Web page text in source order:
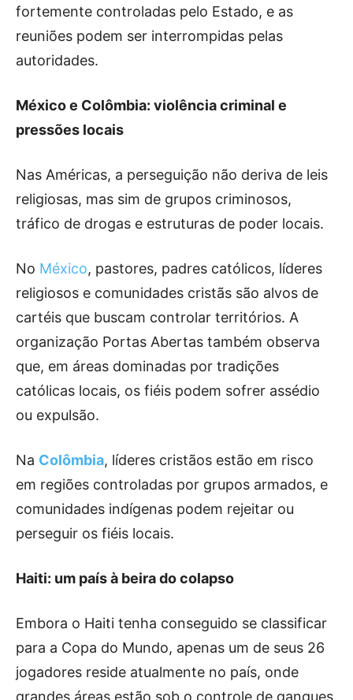
fortemente controladas pelo Estado, e as
reuniões podem ser interrompidas pelas
autoridades.
México e Colômbia: violência criminal e
pressões locais
Nas Américas, a perseguição não deriva de leis
religiosas, mas sim de grupos criminosos,
tráfico de drogas e estruturas de poder locais.
No México, pastores, padres católicos, líderes
religiosos e comunidades cristãs são alvos de
cartéis que buscam controlar territórios. A
organização Portas Abertas também observa
que, em áreas dominadas por tradições
católicas locais, os fiéis podem sofrer assédio
ou expulsão.
Na Colômbia, líderes cristãos estão em risco
em regiões controladas por grupos armados, e
comunidades indígenas podem rejeitar ou
perseguir os fiéis locais.
Haiti: um país à beira do colapso
Embora o Haiti tenha conseguido se classificar
para a Copa do Mundo, apenas um de seus 26
jogadores reside atualmente no país, onde